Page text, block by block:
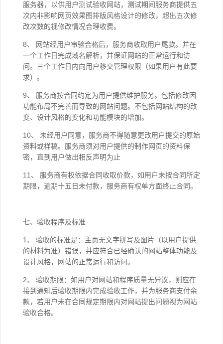
服务器，以供用户测试验收网站，测试期间服务商提供五
次内非影响网页效果图排版风格设计的修改，超出五次修
改次数的视修改情况合理收费。
8、 网站经用户审验合格后，服务商收取用户尾款。并在
一个工作日完成域名解析，并保证网站的正常运行和访
问。三个工作日内向用户移交管理权限（如果用户有此要
求）。
9、 服务商按合同约定为用户提供维护服务。包括修改因
功能布局不完善而导致的网站问题。不包括网站结构的改
变、设计风格的变化和功能模块的增加。
10、 未经用户同意，服务商不得随意更改用户提交的原始
资料或样稿。服务商须对用户提供的制作网页的资料保
密，直到用户做出相反声明为止
11、 服务商有权依据合同收取价款，如用户未按合同所定
期限，逾期十五日未付款，服务商有权单方面终止合同。
七、验收程序及标准
1、 验收的标准是：主页无文字拼写及图片（以用户提供
的材料为准）错误，并应符合已经确认的网站整体功能及
设计风格，网站的正常运行和访问。
2、 验收期限：如用户对网站和程序质量无异议，则应在
接到通知后验收期限内完成验收工作，并为服务商支付余
款，若用户未在合同规定期限内对网站提出问题视为网站
验收合格。